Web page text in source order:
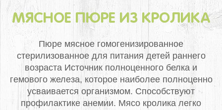
МЯСНОЕ ПЮРЕ ИЗ КРОЛИКА
Пюре мясное гомогенизированное
стерилизованное для питания детей раннего
возраста Источник полноценного белка и
гемового железа, которое наиболее полноценно
усваивается организмом. Способствуют
профилактике анемии. Мясо кролика легко